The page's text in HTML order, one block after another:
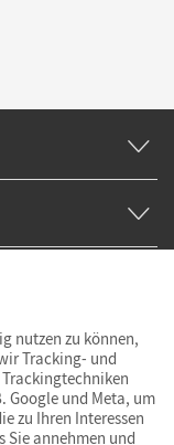
nutzen zu können,
Tracking- und
Google und Meta, um
zu Ihren Interessen
Sie annehmen und